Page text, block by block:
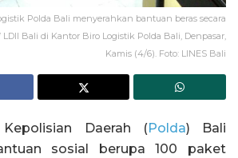
Polda Bali menyerahkan bantuan beras secara
Bali di Kantor Biro Logistik Polda Bali, Denpasar,
Kamis (4/6). Foto: LINES Bali
Daerah (Polda) Bali
sosial berupa 100 paket